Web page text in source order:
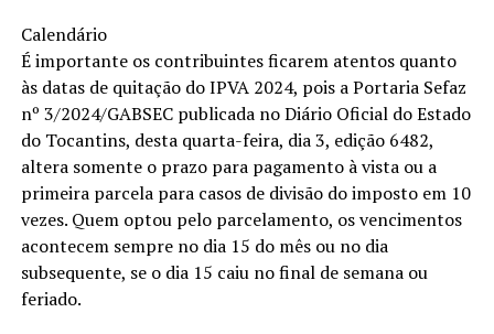
Calendário
É importante os contribuintes ficarem atentos quanto
às datas de quitação do IPVA 2024, pois a Portaria Sefaz
nº 3/2024/GABSEC publicada no Diário Oficial do Estado
do Tocantins, desta quarta-feira, dia 3, edição 6482,
altera somente o prazo para pagamento à vista ou a
primeira parcela para casos de divisão do imposto em 10
vezes. Quem optou pelo parcelamento, os vencimentos
acontecem sempre no dia 15 do mês ou no dia
subsequente, se o dia 15 caiu no final de semana ou
feriado.